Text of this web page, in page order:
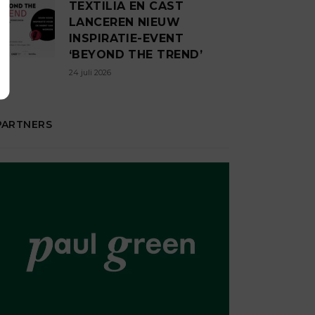
TEXTILIA EN CAST
LANCEREN NIEUW
INSPIRATIE-EVENT
‘BEYOND THE TREND’
24 juli 2026